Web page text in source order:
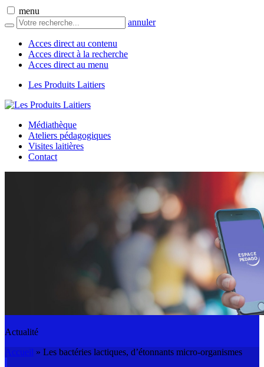
menu
annuler
Acces direct au contenu
Acces direct à la recherche
Acces direct au menu
Les Produits Laitiers
Médiathèque
Ateliers pédagogiques
Visites laitières
Contact
Actualité
Accueil » Les bactéries lactiques, d’étonnants micro-organismes